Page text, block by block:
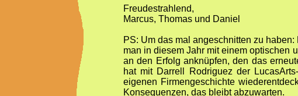
Freudestrahlend,
Marcus, Thomas und Daniel
PS: Um das mal angeschnitten zu
man in diesem Jahr mit einem optischen
an den Erfolg anknüpfen, den das
hat mit Darrell Rodriguez der
eigenen Firmengeschichte
Konsequenzen, das bleibt abzuwarten.